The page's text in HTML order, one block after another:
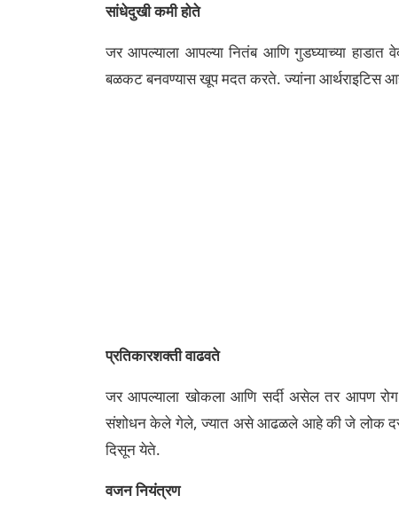
सांधेदुखी कमी होते
जर आपल्याला आपल्या नितंब आणि गुडघ्याच्या
बळकट बनवण्यास खूप मदत करते. ज्यांना आर्थराइटिस
प्रतिकारशक्ती वाढवते
जर आपल्याला खोकला आणि सर्दी असेल तर आपण रोग
संशोधन केले गेले, ज्यात असे आढळले आहे की जे लोक
दिसून येते.
वजन नियंत्रण